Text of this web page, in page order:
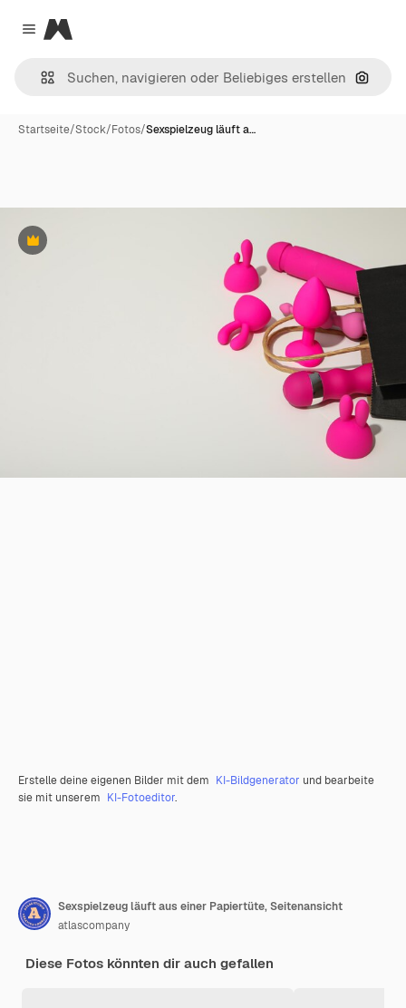
Close menu
Magnific
Nach
Startseite/Stock/Fotos/Sexspielzeug läuft a…
Premium
Erstelle deine eigenen Bilder mit dem KI-Bildgenerator und bearbeite
sie mit unserem KI-Fotoeditor.
Sexspielzeug läuft aus einer Papiertüte, Seitenansicht
atlascompany
Diese Fotos könnten dir auch gefallen